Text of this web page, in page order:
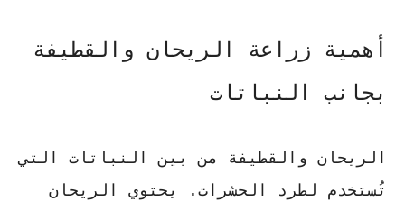
أهمية زراعة الريحان والقطيفة
بجانب النباتات
الريحان والقطيفة من بين النباتات التي
تُستخدم لطرد الحشرات. يحتوي الريحان